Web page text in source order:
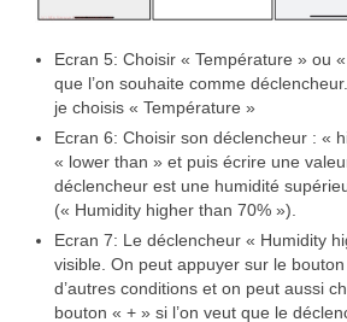
Ecran 5: Choisir « Température » ou
que l’on souhaite comme
je choisis « Température »
Ecran 6: Choisir son déclencheur : «
« lower than » et puis écrire une
déclencheur est une humidité
(« Humidity higher than 70% »).
Ecran 7: Le déclencheur « Humidity
visible. On peut appuyer sur le
d’autres conditions et on peut aussi
bouton « + » si l’on veut que le